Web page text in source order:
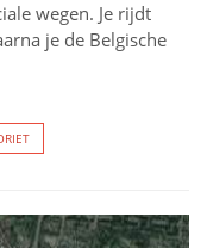
wegen. Je rijdt
je de Belgische